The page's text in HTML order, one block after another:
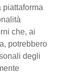
piattaforma
che, ai
potrebbero
degli